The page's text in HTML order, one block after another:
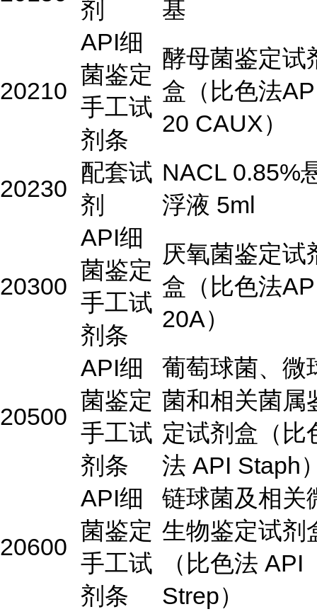
剂
基
20210
API细
菌鉴定
手工试
剂条
酵母菌鉴定试
盒（比色法
20 CAUX）
20230
配套试
剂
NACL 0.85%
浮液 5ml
20300
API细
菌鉴定
手工试
剂条
厌氧菌鉴定试
盒（比色法
20A）
20500
API细
菌鉴定
手工试
剂条
葡萄球菌、微
菌和相关菌属
定试剂盒（比
法 API Staph
20600
API细
菌鉴定
手工试
剂条
链球菌及相关
生物鉴定试剂
（比色法 API
Strep）